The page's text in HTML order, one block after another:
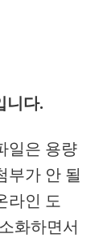
니다.
일은 용량
부가 안 될
라인 도
화하면서